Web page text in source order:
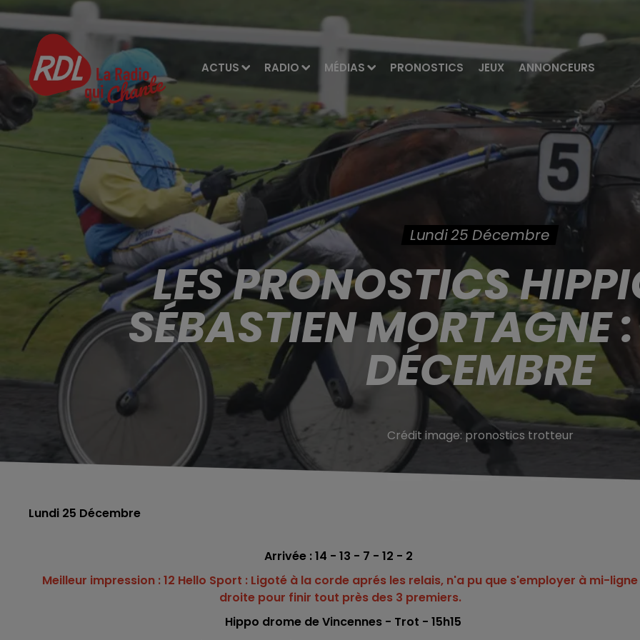
ACTUS RADIO MÉDIAS PRONOSTICS JEUX ANNONCEURS
Lundi 25 Décembre
LES PRONOSTICS
SÉBASTIEN MORTAGNE
DÉCEMBRE
Crédit image: pronostics trotteur
Lundi 25 Décembre
Arrivée : 14 - 13 - 7 - 12 - 2
Meilleur impression : 12 Hello Sport : Ligoté à la corde aprés les relais, n'a pu que s'employer à mi-ligne
droite pour finir tout près des 3 premiers.
Hippo drome de Vincennes - Trot - 15h15